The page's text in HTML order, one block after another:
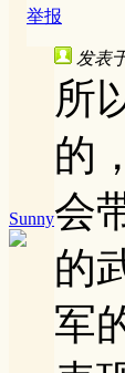
举报
Sunny
发表
所
的
会
的
军